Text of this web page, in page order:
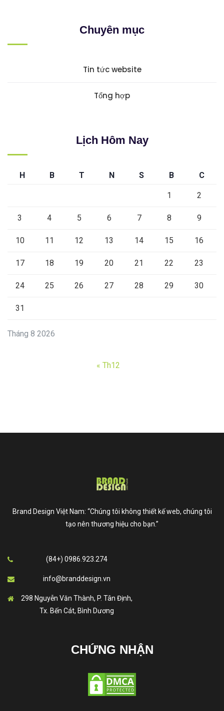
Chuyên mục
Tin tức website
Tổng hợp
Lịch Hôm Nay
Tháng 8 2026
H B T N S B C
1 2
3 4 5 6 7 8 9
10 11 12 13 14 15 16
17 18 19 20 21 22 23
24 25 26 27 28 29 30
31
« Th12
Brand Design Việt Nam: “Chúng tôi không thiết kế web, chúng tôi
tạo nên thương hiệu cho bạn.”
(84+) 0986.923.274
info@branddesign.vn
298 Nguyễn Văn Thành, P. Tân Định,
Tx. Bến Cát, Bình Dương
CHỨNG NHẬN